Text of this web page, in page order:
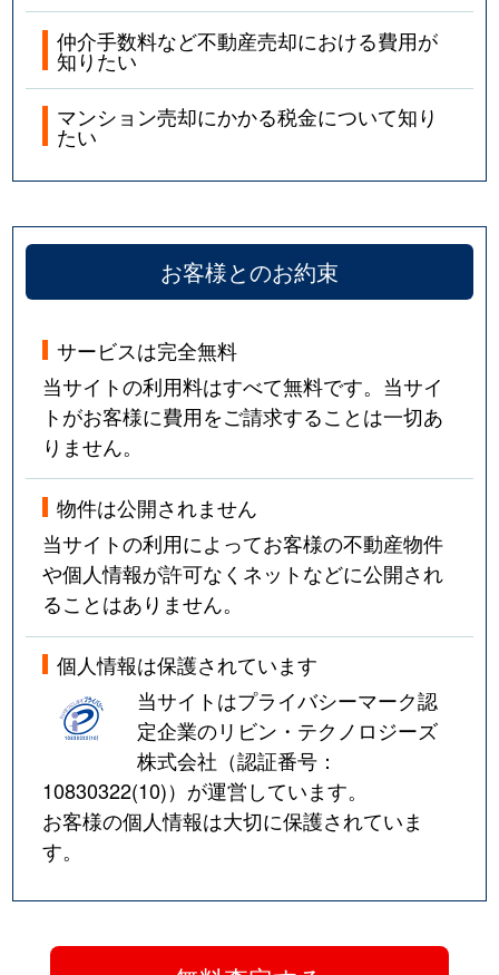
仲介手数料など不動産売却における費用が
知りたい
マンション売却にかかる税金について知り
たい
お客様とのお約束
サービスは完全無料
当サイトの利用料はすべて無料です。当サイ
トがお客様に費用をご請求することは一切あ
りません。
物件は公開されません
当サイトの利用によってお客様の不動産物件
や個人情報が許可なくネットなどに公開され
ることはありません。
個人情報は保護されています
当サイトはプライバシーマーク認
定企業のリビン・テクノロジーズ
株式会社（認証番号：
10830322(10)）が運営しています。
お客様の個人情報は大切に保護されていま
す。